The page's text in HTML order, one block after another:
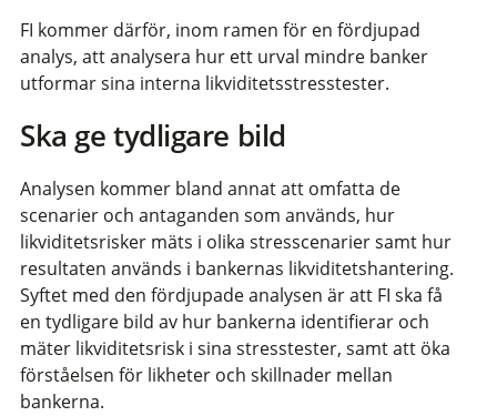
FI kommer därför, inom ramen för en fördjupad
analys, att analysera hur ett urval mindre banker
utformar sina interna likviditetsstresstester.
Ska ge tydligare bild
Analysen kommer bland annat att omfatta de
scenarier och antaganden som används, hur
likviditetsrisker mäts i olika stresscenarier samt hur
resultaten används i bankernas likviditetshantering.
Syftet med den fördjupade analysen är att FI ska få
en tydligare bild av hur bankerna identifierar och
mäter likviditetsrisk i sina stresstester, samt att öka
förståelsen för likheter och skillnader mellan
bankerna.